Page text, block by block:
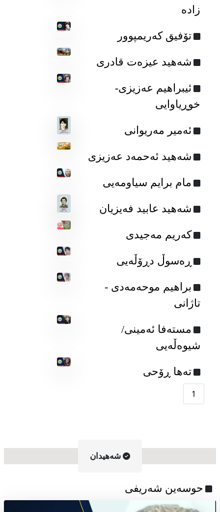
زادە
تۆفیق که‌ریمپوور
شەهید عیزەت قادری
ئیبراهیم عه‌زیزی-
خوڕیاوایی
ئه‌میر مه‌ریوانی
شەهید ئەحمەد عەزیزی
مام برایم سیاومه‌یی
شه‌هید عابید فه‌یزیان
کەریم مەجیدی
ڕه‌سوڵ دڕۆڵه‌یی
براهیم موحه‌مه‌دی -
تاژانی
مسته‌فا ئه‌مینی/
شیوه‌ڵه‌یی
ته‌ها ڕۆحی
1
شه‌هیدان
حوسەین شەریفی